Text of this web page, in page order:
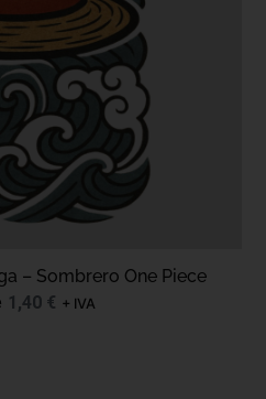
– Sombrero One Piece
1,40 € + IVA